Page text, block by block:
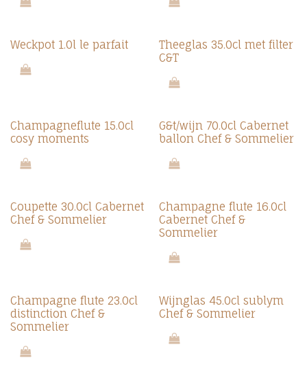
Weckpot 1.0l le parfait
Theeglas 35.0cl met filter
C&T
Champagneflute 15.0cl
cosy moments
G&t/wijn 70.0cl Cabernet
ballon Chef & Sommelier
Coupette 30.0cl Cabernet
Chef & Sommelier
Champagne flute 16.0cl
Cabernet Chef &
Sommelier
Champagne flute 23.0cl
distinction Chef &
Sommelier
Wijnglas 45.0cl sublym
Chef & Sommelier